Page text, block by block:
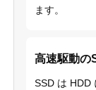
ます。
高速駆動の
SSD は HDD